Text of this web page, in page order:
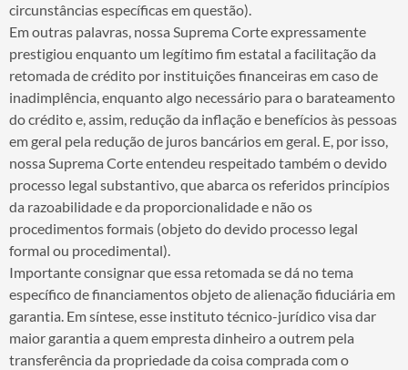
circunstâncias específicas em questão).
Em outras palavras, nossa Suprema Corte expressamente
prestigiou enquanto um legítimo fim estatal a facilitação da
retomada de crédito por instituições financeiras em caso de
inadimplência, enquanto algo necessário para o barateamento
do crédito e, assim, redução da inflação e benefícios às pessoas
em geral pela redução de juros bancários em geral. E, por isso,
nossa Suprema Corte entendeu respeitado também o devido
processo legal substantivo, que abarca os referidos princípios
da razoabilidade e da proporcionalidade e não os
procedimentos formais (objeto do devido processo legal
formal ou procedimental).
Importante consignar que essa retomada se dá no tema
específico de financiamentos objeto de alienação fiduciária em
garantia. Em síntese, esse instituto técnico-jurídico visa dar
maior garantia a quem empresta dinheiro a outrem pela
transferência da propriedade da coisa comprada com o